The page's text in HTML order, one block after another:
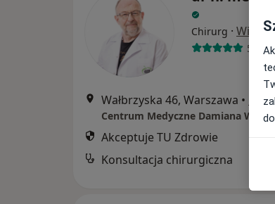
Chirurg · Więcej
59
Wałbrzyska 46, Warszawa •
Centrum Medyczne Damiana
Akceptuje TU Zdrowie
Konsultacja chirurgiczna